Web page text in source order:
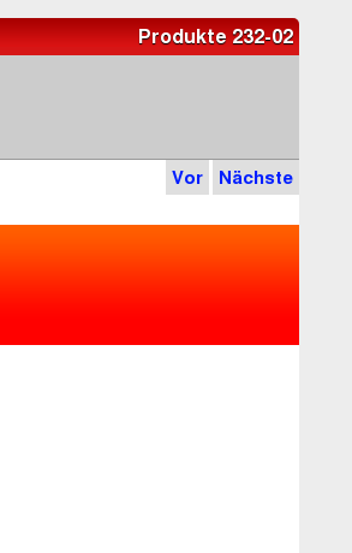
Produkte 232-02
Vor Nächste